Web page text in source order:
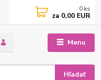
Menu
Hľadať
0 ks
za 0,00 EUR